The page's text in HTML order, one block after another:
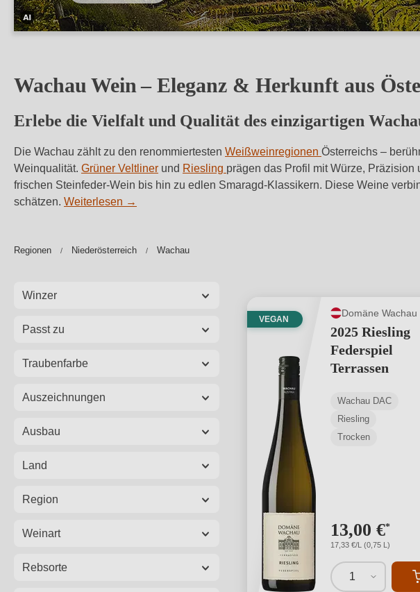
Dieses
mithilfe
KI
Wachau Wein – Eleganz & Herkunft aus
Erlebe die Vielfalt und Qualität des einzigartigen
Die Wachau zählt zu den renommiertesten Weißweinregionen Österreichs –
Weinqualität. Grüner Veltliner und Riesling prägen das Profil mit Würze,
frischen Steinfeder-Wein bis hin zu edlen Smaragd‑Klassikern. Diese Weine
schätzen. Weiterlesen →
Regionen Niederösterreich Wachau
Winzer
Passt zu
Traubenfarbe
Auszeichnungen
Ausbau
Land
Region
Weinart
Rebsorte
VEGAN
Domäne Wachau
2025 Riesling
Federspiel
Terrassen
Wachau DAC
Riesling
Trocken
13,00 €*
17,33 €/L (0,75 L)
1